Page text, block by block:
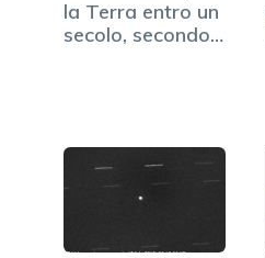
la Terra entro un
secolo, secondo…